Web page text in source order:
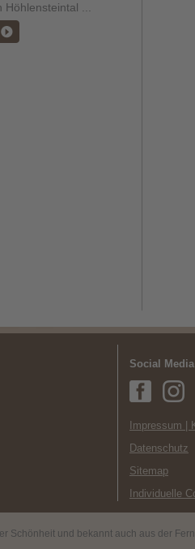
Höhlensteintal ...
Social
Impressum |
Datenschutz
Sitemap
Individuelle
Schönheit und bekannt auch aus der